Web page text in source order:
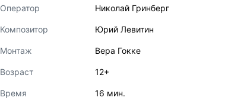
Оператор Николай Гринберг
Композитор Юрий Левитин
Монтаж Вера Гокке
Возраст 12+
Время 16 мин.